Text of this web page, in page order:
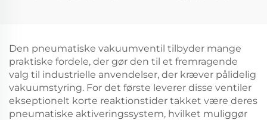
Den pneumatiske vakuumventil tilbyder mange
praktiske fordele, der gør den til et fremragende
valg til industrielle anvendelser, der kræver pålidelig
vakuumstyring. For det første leverer disse ventiler
ekseptionelt korte reaktionstider takket være deres
pneumatiske aktiveringssystem, hvilket muliggør